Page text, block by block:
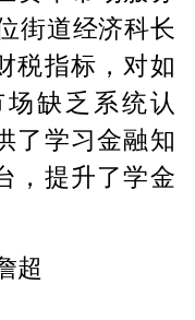
街道经济科长
税指标，对如
缺乏系统认
了学习金融知
，提升了学金
超